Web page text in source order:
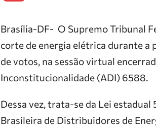
Brasília-DF- O Supremo Tribunal
corte de energia elétrica durante a
de votos, na sessão virtual
Inconstitucionalidade (ADI) 6588.
Dessa vez, trata-se da Lei
Brasileira de Distribuidores de